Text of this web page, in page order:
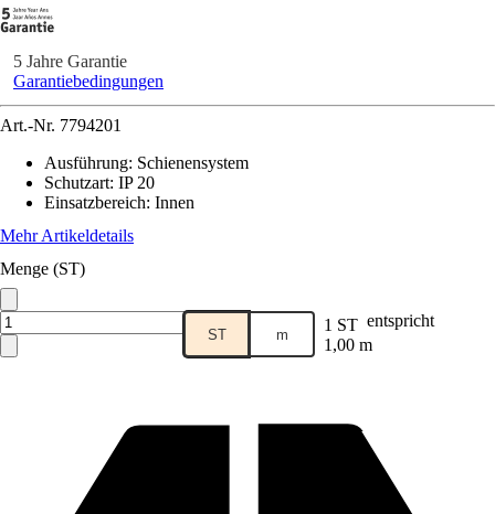
5 Jahre Garantie
Garantiebedingungen
Art.-Nr. 7794201
Ausführung: Schienensystem
Schutzart: IP 20
Einsatzbereich: Innen
Mehr Artikeldetails
Menge (ST)
ST m 1 ST entspricht
1,00 m